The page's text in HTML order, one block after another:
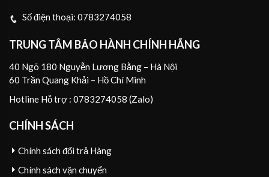
Số điện thoại: 0783274058
TRUNG TÂM BẢO HÀNH CHÍNH HÃNG
40 Ngõ 180 Nguyễn Lương Bằng – Hà Nội
60 Trần Quang Khải – Hồ Chí Minh
Hotline Hỗ trợ : 0783274058 (Zalo)
CHÍNH SÁCH
Chính sách đổi trả Hàng
Chính sách vận chuyển